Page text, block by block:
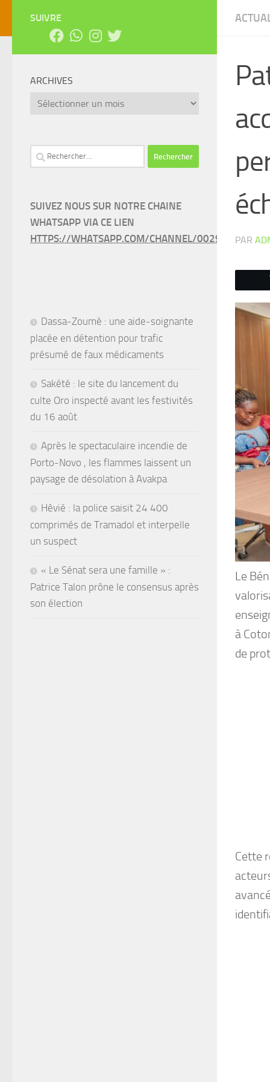
PAR
Le
à
de
Cette
SUIVRE
ARCHIVES
Archives
Rechercher :
SUIVEZ NOUS SUR NOTRE CHAINE
WHATSAPP VIA CE LIEN
HTTPS://WHATSAPP.COM/CHANNEL/
Dassa-Zoumè : une aide-soignante
placée en détention pour trafic
présumé de faux médicaments
Sakété : le site du lancement du
culte Oro inspecté avant les festivités
du 16 août
Après le spectaculaire incendie de
Porto-Novo , les flammes laissent un
paysage de désolation à Avakpa
Hêvié : la police saisit 24 400
comprimés de Tramadol et interpelle
un suspect
« Le Sénat sera une famille » :
Patrice Talon prône le consensus après
son élection